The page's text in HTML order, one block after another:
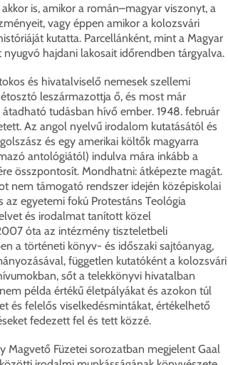
is, amikor a román–magyar viszonyt, a
vagy éppen amikor a kolozsvári
kutatta. Parcellánként, mint a Magyar
nyugvó hajdani lakosait időrendben tárgyalva.
és hivatalviselő nemesek szellemi
leszármazottja ő, és most már
tudásban hívő ember. 1948. február
Az angol nyelvű irodalom kutatásától és
és egy amerikai költők magyarra
antológiától) indulva mára inkább a
összpontosít. Mondhatni: átképezte magát.
nem támogató rendszer idején középiskolai
egyetemi fokú Protestáns Teológia
és irodalmat tanított közel
óta az intézmény tiszteletbeli
a történeti könyv- és időszaki sajtóanyag,
független kutatóként a kolozsvári
sőt a telekkönyvi hivatalban
példa értékű életpályákat és azokon túl
és felelős viselkedésmintákat, értékelhető
fedezett fel és tett közzé.
Magvető Füzetei sorozatban megjelent Gaal